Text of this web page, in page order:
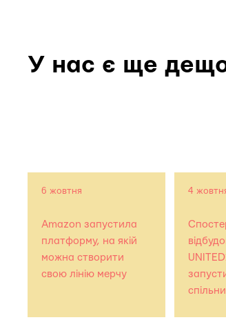
У нас є ще
6 жовтня
Amazon запустила
платформу, на якій
можна створити
свою лінію мерчу
4